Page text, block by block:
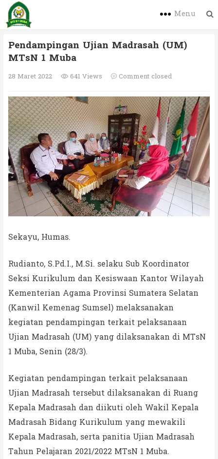
Menu
Pendampingan Ujian Madrasah (UM)
MTsN 1 Muba
28 Maret 2022 641 Views Comment closed
Sekayu, Humas.
Rudianto, S.Pd.I., M.Si. selaku Sub Koordinator
Seksi Kurikulum dan Kesiswaan Kantor Wilayah
Kementerian Agama Provinsi Sumatera Selatan
(Kanwil Kemenag Sumsel) melaksanakan
kegiatan pendampingan terkait pelaksanaan
Ujian Madrasah (UM) yang dilaksanakan di MTsN
1 Muba, Senin (28/3).
Kegiatan pendampingan terkait pelaksanaan
Ujian Madrasah tersebut dilaksanakan di Ruang
Kepala Madrasah dan diikuti oleh Wakil Kepala
Madrasah Bidang Kurikulum yang mewakili
Kepala Madrasah, serta panitia Ujian Madrasah
Tahun Pelajaran 2021/2022 MTsN 1 Muba.